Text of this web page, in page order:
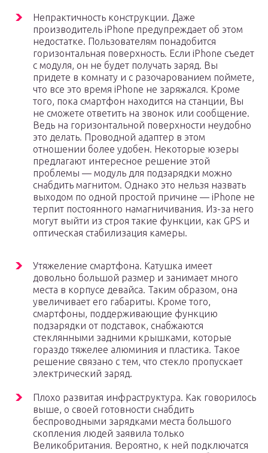
Непрактичность конструкции. Даже
производитель iPhone предупреждает об этом
недостатке. Пользователям понадобится
горизонтальная поверхность. Если iPhone съедет
с модуля, он не будет получать заряд. Вы
придете в комнату и с разочарованием поймете,
что все это время iPhone не заряжался. Кроме
того, пока смартфон находится на станции, Вы
не сможете ответить на звонок или сообщение.
Ведь на горизонтальной поверхности неудобно
это делать. Проводной адаптер в этом
отношении более удобен. Некоторые юзеры
предлагают интересное решение этой
проблемы — модуль для подзарядки можно
снабдить магнитом. Однако это нельзя назвать
выходом по одной простой причине — iPhone не
терпит постоянного намагничивания. Из-за него
могут выйти из строя такие функции, как GPS и
оптическая стабилизация камеры.
Утяжеление смартфона. Катушка имеет
довольно большой размер и занимает много
места в корпусе девайса. Таким образом, она
увеличивает его габариты. Кроме того,
смартфоны, поддерживающие функцию
подзарядки от подставок, снабжаются
стеклянными задними крышками, которые
гораздо тяжелее алюминия и пластика. Такое
решение связано с тем, что стекло пропускает
электрический заряд.
Плохо развитая инфраструктура. Как говорилось
выше, о своей готовности снабдить
беспроводными зарядками места большого
скопления людей заявила только
Великобритания. Вероятно, к ней подключатся